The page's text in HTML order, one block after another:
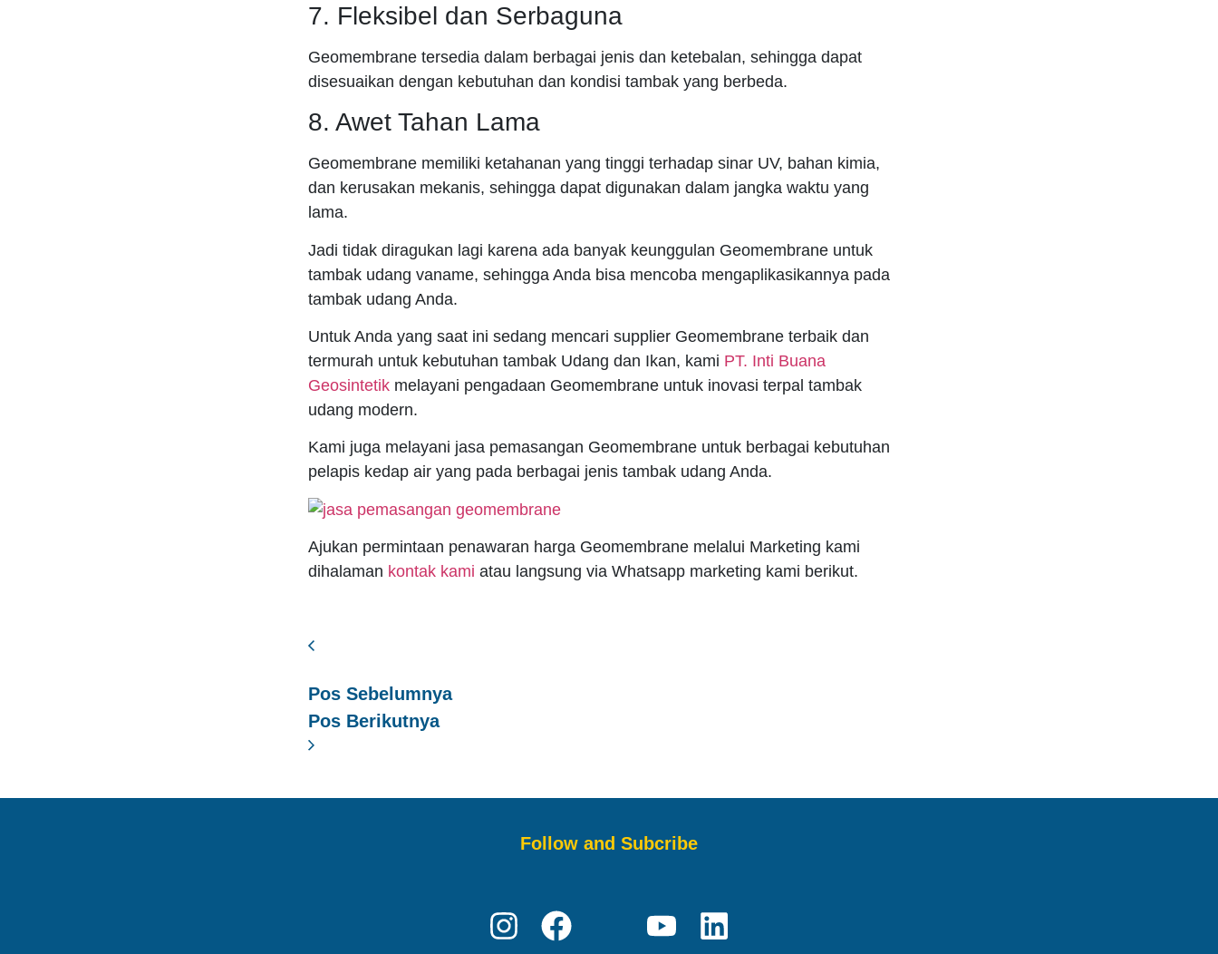
7. Fleksibel dan Serbaguna
Geomembrane tersedia dalam berbagai jenis dan ketebalan, sehingga dapat
disesuaikan dengan kebutuhan dan kondisi tambak yang berbeda.
8. Awet Tahan Lama
Geomembrane memiliki ketahanan yang tinggi terhadap sinar UV, bahan kimia,
dan kerusakan mekanis, sehingga dapat digunakan dalam jangka waktu yang
lama.
Jadi tidak diragukan lagi karena ada banyak keunggulan Geomembrane untuk
tambak udang vaname, sehingga Anda bisa mencoba mengaplikasikannya pada
tambak udang Anda.
Untuk Anda yang saat ini sedang mencari supplier Geomembrane terbaik dan
termurah untuk kebutuhan tambak Udang dan Ikan, kami PT. Inti Buana
Geosintetik melayani pengadaan Geomembrane untuk inovasi terpal tambak
udang modern.
Kami juga melayani jasa pemasangan Geomembrane untuk berbagai kebutuhan
pelapis kedap air yang pada berbagai jenis tambak udang Anda.
Ajukan permintaan penawaran harga Geomembrane melalui Marketing kami
dihalaman kontak kami atau langsung via Whatsapp marketing kami berikut.
Pos Sebelumnya
Pos Berikutnya
Follow and Subcribe